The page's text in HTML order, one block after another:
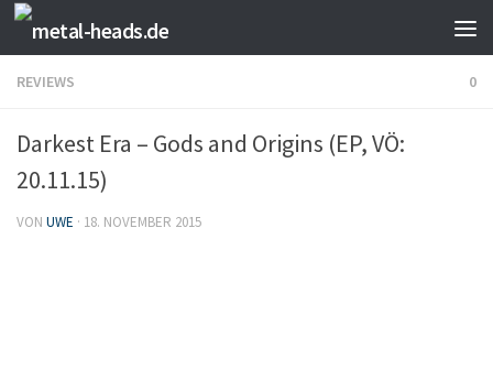
Zum Inhalt springen
REVIEWS 0
Darkest Era – Gods and Origins (EP, VÖ:
20.11.15)
VON UWE · 18. NOVEMBER 2015